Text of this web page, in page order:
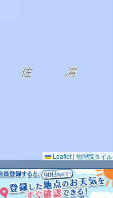
26 27
74 65 67 78
Leaflet | 地理院タイル